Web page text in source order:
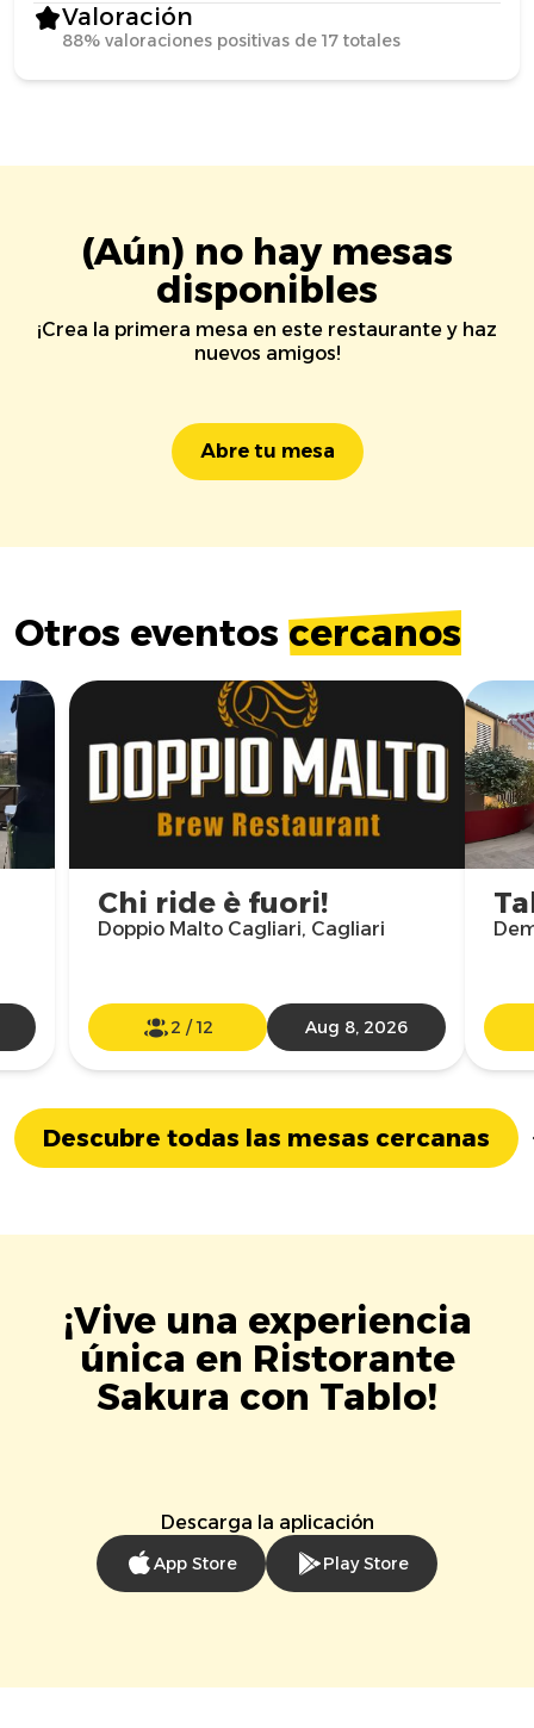
Valoración
88% valoraciones positivas de 17 totales
(Aún) no hay mesas
disponibles
¡Crea la primera mesa en este restaurante y haz
nuevos amigos!
Abre tu mesa
Otros eventos cercanos
Chi ride è fuori!
Doppio Malto Cagliari, Cagliari
2 /12 Aug 8, 2026
Descubre todas las mesas cercanas
¡Vive una experiencia
única en Ristorante
Sakura con Tablo!
Descarga la aplicación
App Store Play Store